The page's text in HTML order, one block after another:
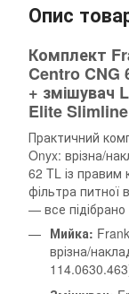
Опис
Комплект
Centro CNG
+ змішувач
Elite
Практичний
Onyx: врізна/
62 TL із правим
фільтра питної
— все
Мийка:
врізна/